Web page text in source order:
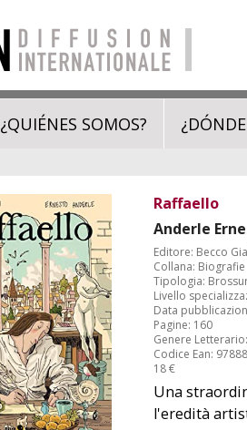
¿QUIÉNES SOMOS?
Raffaello
Anderle
Editore: Becco
Collana: Biografie
Tipologia:
Livello
Data
Pagine: 160
Genere
Codice Ean:
18 €
Una
l'eredità